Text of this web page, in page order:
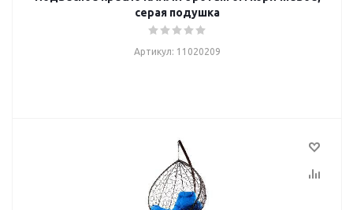
серая подушка
Артикул: 11020209